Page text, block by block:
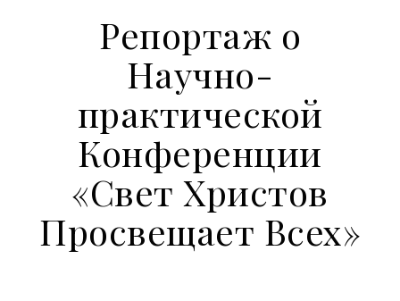
Репортаж о
Научно-
практической
Конференции
«Свет Христов
Просвещает Всех»